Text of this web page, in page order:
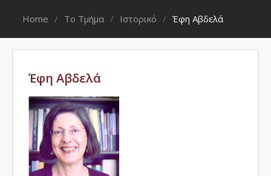
Home Το Τμήμα Ιστορικό Έφη Αβδελά
Έφη Αβδελά